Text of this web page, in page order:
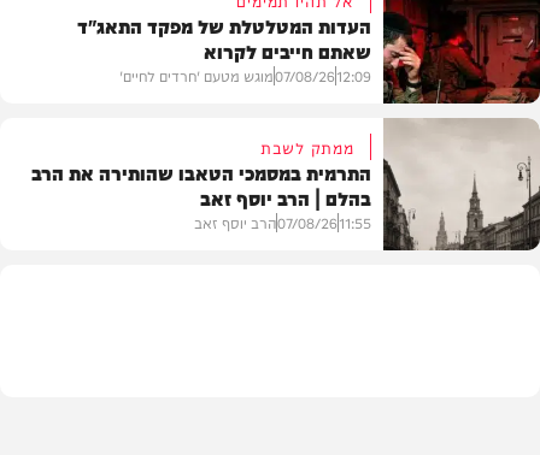
וידאו
דעות
העדות המטלטלת של מפקד התאג"ד
שאתם חייבים לקרוא
12:09
07/08/26מוגש מטעם 'חרדים לחיים'
ממתק לשבת
התרמית במסמכי הטאבו שהותירה את הרב
בהלם | הרב יוסף זאב
11:55
07/08/26הרב יוסף זאב